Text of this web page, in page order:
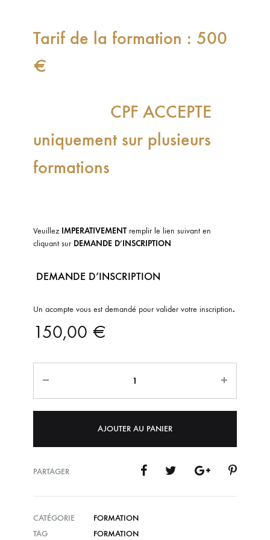
Tarif de la formation : 500
€
CPF ACCEPTE
uniquement sur plusieurs
formations
Veuillez IMPERATIVEMENTremplir le lien suivant en
cliquant sur DEMANDE D’INSCRIPTION
DEMANDE D’INSCRIPTION
Un acompte vous est demandé pour valider votre inscription.
150,00 €
AJOUTER AU PANIER
PARTAGER
CATÉGORIE
FORMATION
TAG
FORMATION